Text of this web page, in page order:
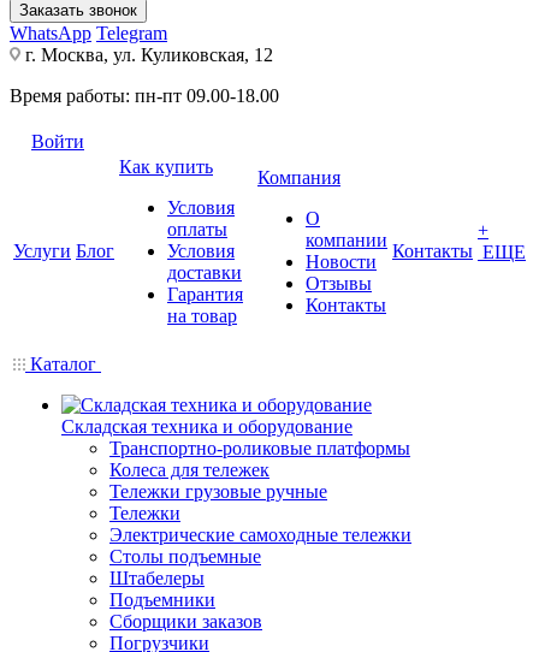
Заказать звонок
WhatsApp Telegram
г. Москва, ул. Куликовская, 12
Время работы: пн-пт 09.00-18.00
Войти
Услуги Блог
Как купить
Условия
оплаты
Условия
доставки
Гарантия
на товар
Компания
О
компании
Новости
Отзывы
Контакты
Контакты
+
ЕЩЕ
Каталог
Складская техника и оборудование
Транспортно-роликовые платформы
Колеса для тележек
Тележки грузовые ручные
Тележки
Электрические самоходные тележки
Столы подъемные
Штабелеры
Подъемники
Сборщики заказов
Погрузчики